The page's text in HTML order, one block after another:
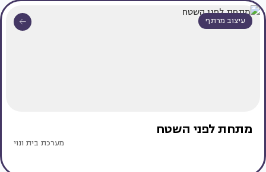
עיצוב מרתף
מתחת לפני השטח
מערכת בית ונוי